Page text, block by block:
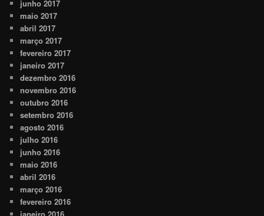
junho 2017
maio 2017
abril 2017
março 2017
fevereiro 2017
janeiro 2017
dezembro 2016
novembro 2016
outubro 2016
setembro 2016
agosto 2016
julho 2016
junho 2016
maio 2016
abril 2016
março 2016
fevereiro 2016